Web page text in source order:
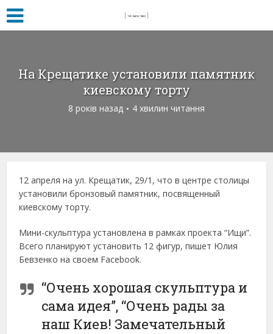
На Крещатике установили памятник
киевскому торту
8 років назад 4 хвилин читання
12 апреля на ул. Крещатик, 29/1, что в центре столицы
установили бронзовый памятник, посвященный
киевскому торту.
Мини-скульптура установлена ​​в рамках проекта “Ищи”.
Всего планируют установить 12 фигур, пишет Юлия
Бевзенко на своем Facebook.
“Очень хорошая скульптура и
сама идея”, “Очень рады за
наш Киев! Замечательный